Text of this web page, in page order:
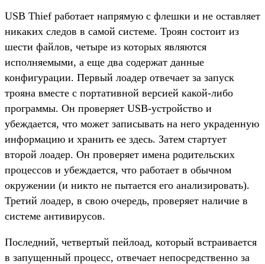
USB Thief работает напрямую с флешки и не оставляет
никаких следов в самой системе. Троян состоит из
шести файлов, четыре из которых являются
исполняемыми, а еще два содержат данные
конфигурации. Первый лоадер отвечает за запуск
трояна вместе с портативной версией какой-либо
программы. Он проверяет USB-устройство и
убеждается, что может записывать на него украденную
информацию и хранить ее здесь. Затем стартует
второй лоадер. Он проверяет имена родительских
процессов и убеждается, что работает в обычном
окружении (и никто не пытается его анализировать).
Третий лоадер, в свою очередь, проверяет наличие в
системе антивирусов.
Последний, четвертый пейлоад, который встраивается
в запущенный процесс, отвечает непосредственно за